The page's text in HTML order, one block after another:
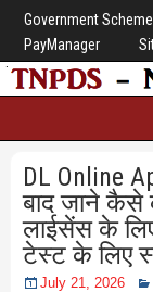
Government
PayManager
DL Online
बाद जाने कैसे
लाईसेंस के
टेस्ट के लिए
July 21, 2026